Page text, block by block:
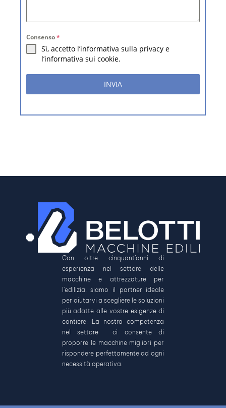
Consenso*
Sì, accetto l’informativa sulla privacy e
l’informativa sui cookie.
INVIA
Con oltre cinquant’anni di
esperienza nel settore delle
macchine e attrezzature per
l’edilizia, siamo il partner ideale
per aiutarvi a scegliere le soluzioni
più adatte alle vostre esigenze di
cantiere. La nostra competenza
nel settore ci consente di
proporre le macchine migliori per
rispondere perfettamente ad ogni
necessità operativa.